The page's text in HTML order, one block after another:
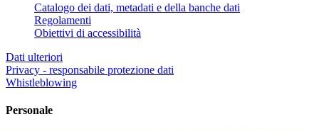
Catalogo dei dati, metadati e della banche dati
Regolamenti
Obiettivi di accessibilità
Dati ulteriori
Privacy - responsabile protezione dati
Whistleblowing
Personale